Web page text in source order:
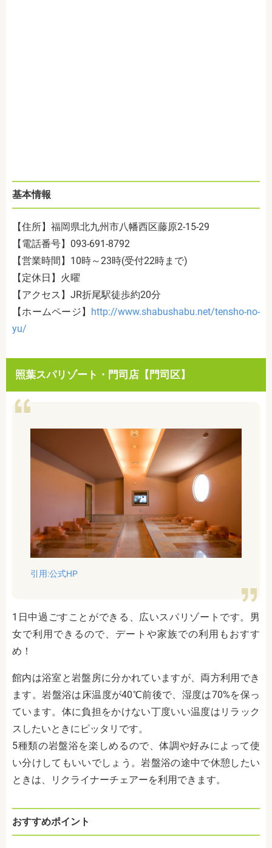
基本情報
【住所】福岡県北九州市八幡西区藤原2-15-29
【電話番号】 093-691-8792
【営業時間】 10時～23時(受付22時まで)
【定休日】火曜
【アクセス】 JR折尾駅徒歩約20分
【ホームページ】 http://www.shabushabu.net/tensho-no-
yu/
照葉スパリゾート・門司店【門司区】
引用:公式HP
1日中過ごすことができる、広いスパリゾートです。男
女で利用できるので、デートや家族での利用もおすす
め！
館内は浴室と岩盤房に分かれていますが、両方利用でき
ます。岩盤浴は床温度が40℃前後で、湿度は70%を保っ
ています。体に負担をかけない丁度いい温度はリラック
スしたいときにピッタリです。
5種類の岩盤浴を楽しめるので、体調や好みによって使
い分けしてもいいでしょう。岩盤浴の途中で休憩したい
ときは、リクライナーチェアーを利用できます。
おすすめポイント